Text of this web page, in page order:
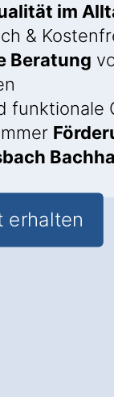
im
&
Beratung
funktionale
erhalten